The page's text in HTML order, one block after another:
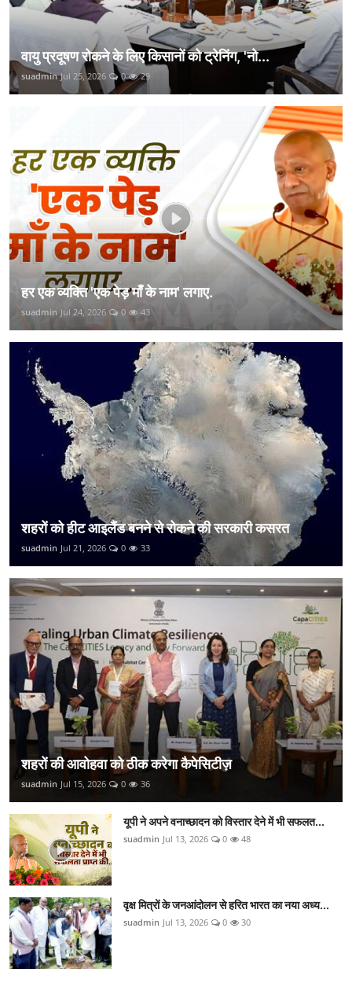
वायु प्रदूषण रोकने के लिए किसानों को ट्रेनिंग, 'नो...
suadmin Jul 25, 2026 0 29
हर एक व्यक्ति 'एक पेड़ माँ के नाम' लगाए.
suadmin Jul 24, 2026 0 43
शहरों को हीट आइलैंड बनने से रोकने की सरकारी कसरत
suadmin Jul 21, 2026 0 33
शहरों की आवोहवा को ठीक करेगा कैपेसिटीज़
suadmin Jul 15, 2026 0 36
यूपी ने अपने वनाच्छादन को विस्तार देने में भी सफलत...
suadmin Jul 13, 2026 0 48
वृक्ष मित्रों के जनआंदोलन से हरित भारत का नया अध्य...
suadmin Jul 13, 2026 0 30